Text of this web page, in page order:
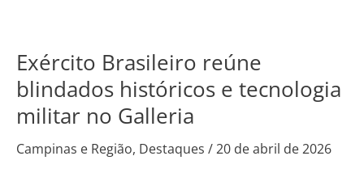
Exército Brasileiro reúne
blindados históricos e tecnologia
militar no Galleria
Campinas e Região, Destaques /20 de abril de 2026
Exército
Brasileiro
reúne
blindados
históricos